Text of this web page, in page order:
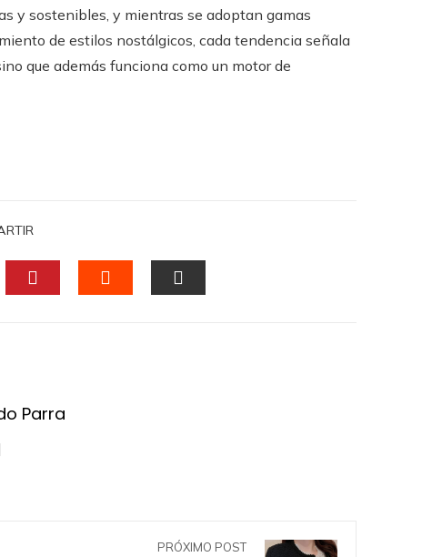
y sostenibles, y mientras se adoptan gamas
de estilos nostálgicos, cada tendencia señala
que además funciona como un motor de
Parra
PRÓXIMO POST